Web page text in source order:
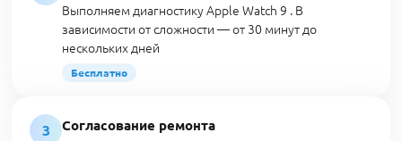
Выполняем диагностику Apple Watch 9 . В
зависимости от сложности — от 30 минут до
нескольких дней
Бесплатно
3
Согласование ремонта